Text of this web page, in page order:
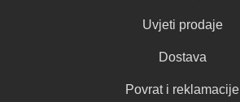
Uvjeti prodaje
Dostava
Povrat i reklamacije